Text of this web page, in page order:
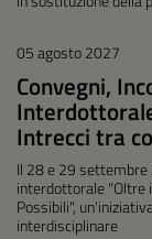
05 agosto 2027
Convegni,
Intrecci tra
Il 28 e 29
interdottorale "Oltre
Possibili",
interdisciplinare